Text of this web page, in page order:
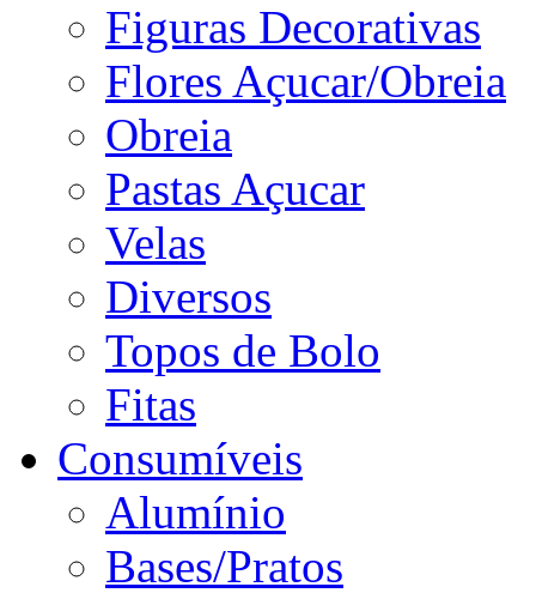
Figuras Decorativas
Flores Açucar/Obreia
Obreia
Pastas Açucar
Velas
Diversos
Topos de Bolo
Fitas
Consumíveis
Alumínio
Bases/Pratos